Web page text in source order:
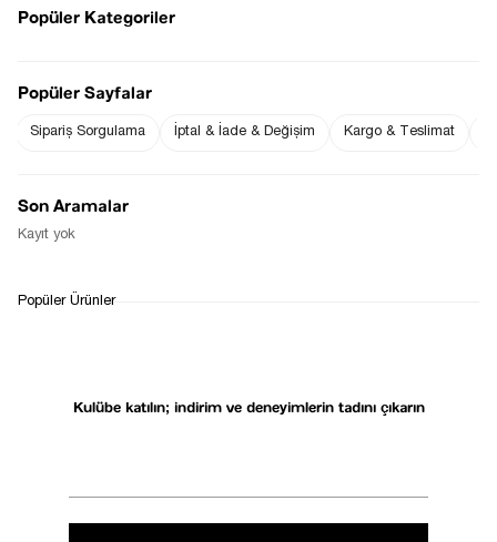
gömleğinizin rengine kontrast oluşturan parçalar
gömlekle uyum sağlar. Zarif bir kolye, sade küpeler
veya deri bir saat, kombininizi tamamlayacaktır.
Aralık 17, 2024
Kulübe katılın; indirim ve deneyimlerin tadını çıkarın
Popüler Kategoriler
Popüler Sayfalar
Sipariş Sorgulama İptal & İade & Değişim Kargo & Teslimat
Son Aramalar
Kayıt yok
Popüler Ürünler